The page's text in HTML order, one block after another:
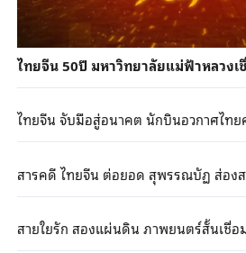
ไทยจีน 50ปี มหาวิทยาลัยแม่ฟ้าหลวง
ไทยจีน จับมือสู่อนาคต นักบินอวกาศไท
สารคดี ไทยจีน ต่อยอด สุพรรณบัฏ ส่อง
สายใยรัก สองแผ่นดิน ภาพยนตร์สั้นเชื่